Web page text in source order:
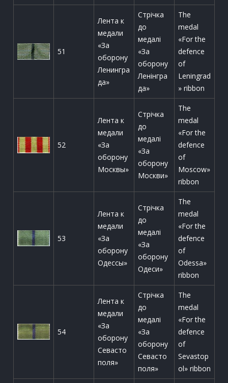
51
Лента к
медали
«За
оборону
Ленингра
да»
Стрічка
до
медалі
«За
оборону
Ленінгра
да»
The
medal
«For the
defence
of
Leningrad
» ribbon
52
Лента к
медали
«За
оборону
Москвы»
Стрічка
до
медалі
«За
оборону
Москви»
The
medal
«For the
defence
of
Moscow»
ribbon
53
Лента к
медали
«За
оборону
Одессы»
Стрічка
до
медалі
«За
оборону
Одеси»
The
medal
«For the
defence
of
Odessa»
ribbon
54
Лента к
медали
«За
оборону
Севасто
поля»
Стрічка
до
медалі
«За
оборону
Севасто
поля»
The
medal
«For the
defence
of
Sevastop
ol» ribbon